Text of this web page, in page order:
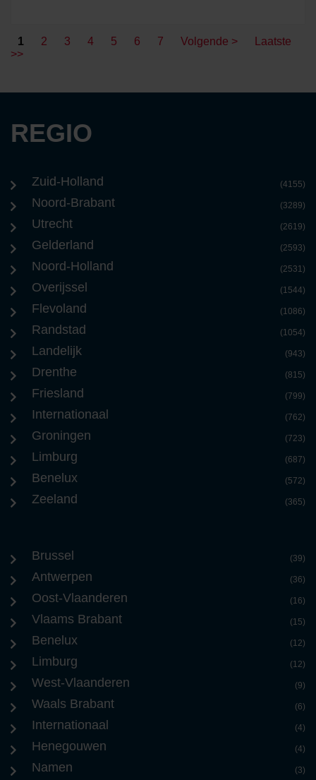
1 2 3 4 5 6 7 Volgende >
Laatste
>>
REGIO
Zuid-Holland (4155)
Noord-Brabant (3289)
Utrecht (2619)
Gelderland (2593)
Noord-Holland (2531)
Overijssel (1544)
Flevoland (1086)
Randstad (1054)
Landelijk (943)
Drenthe (815)
Friesland (799)
Internationaal (762)
Groningen (723)
Limburg (687)
Benelux (572)
Zeeland (365)
Brussel (39)
Antwerpen (36)
Oost-Vlaanderen (16)
Vlaams Brabant (15)
Benelux (12)
Limburg (12)
West-Vlaanderen (9)
Waals Brabant (6)
Internationaal (4)
Henegouwen (4)
Namen (3)